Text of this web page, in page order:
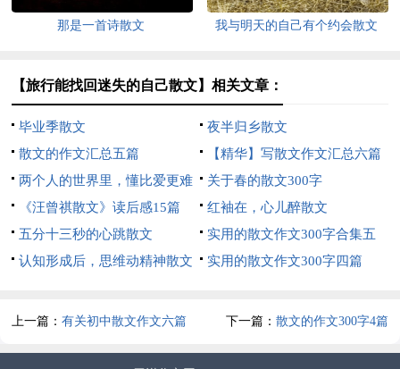
那是一首诗散文 我与明天的自己有个约会散文
【旅行能找回迷失的自己散文】相关文章：
毕业季散文
夜半归乡散文
散文的作文汇总五篇
【精华】写散文作文汇总六篇
两个人的世界里，懂比爱更难
散文
关于春的散文300字
《汪曾祺散文》读后感15篇
红袖在，心儿醉散文
五分十三秒的心跳散文
实用的散文作文300字合集五
篇
认知形成后，思维动精神散文 实用的散文作文300字四篇
上一篇：有关初中散文作文六篇 下一篇： 散文的作文300字4篇